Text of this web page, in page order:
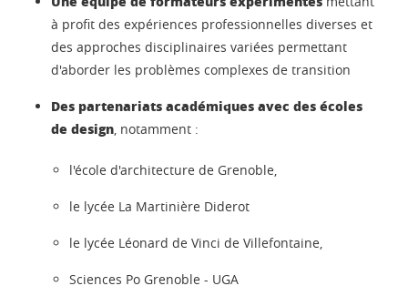
à profit des expériences professionnelles diverses et
des approches disciplinaires variées permettant
d'aborder les problèmes complexes de transition
Des partenariats académiques avec des écoles
de design, notamment :
l'école d'architecture de Grenoble,
le lycée La Martinière Diderot
le lycée Léonard de Vinci de Villefontaine,
Sciences Po Grenoble - UGA